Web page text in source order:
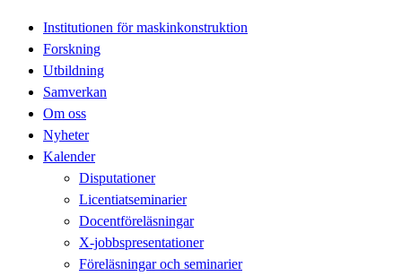
Institutionen för maskinkonstruktion
Forskning
Utbildning
Samverkan
Om oss
Nyheter
Kalender
Disputationer
Licentiatseminarier
Docentföreläsningar
X-jobbspresentationer
Föreläsningar och seminarier